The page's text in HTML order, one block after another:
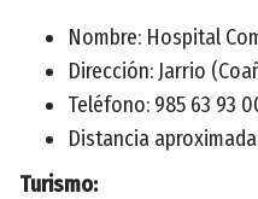
Nombre: Hospital
Dirección: Jarrio
Teléfono: 985 63 93
Distancia
Turismo: